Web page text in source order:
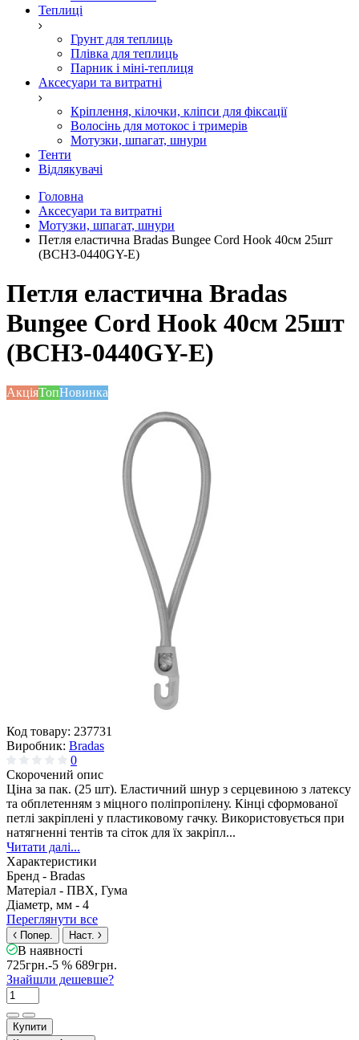
Теплиці
Грунт для теплиць
Плівка для теплиць
Парник і міні-теплиця
Аксесуари та витратні
Кріплення, кілочки, кліпси для фіксації
Волосінь для мотокос і тримерів
Мотузки, шпагат, шнури
Тенти
Відлякувачі
Головна
Аксесуари та витратні
Мотузки, шпагат, шнури
Петля еластична Bradas Bungee Cord Hook 40см 25шт
(BCH3-0440GY-E)
Петля еластична Bradas
Bungee Cord Hook 40см 25шт
(BCH3-0440GY-E)
АкціяТопНовинка
Код товару: 237731
Виробник: Bradas
0
Скорочений опис
Ціна за пак. (25 шт). Еластичний шнур з серцевиною з латексу
та обплетенням з міцного поліпропілену. Кінці сформованої
петлі закріплені у пластиковому гачку. Використовується при
натягненні тентів та сіток для їх закріпл...
Читати далі...
Характеристики
Бренд - Bradas
Матеріал - ПВХ, Гума
Діаметр, мм - 4
Переглянути все
Попер. Наст.
В наявності
725грн.-5 % 689грн.
Знайшли дешевше?
Купити